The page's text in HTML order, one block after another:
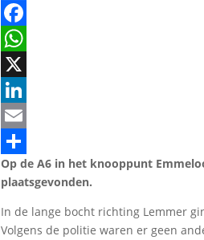
Facebook
WhatsApp
X
LinkedIn
Email
Delen
Op de A6 in het knooppunt
plaatsgevonden.
In de lange bocht richting Lemmer
Volgens de politie waren er geen